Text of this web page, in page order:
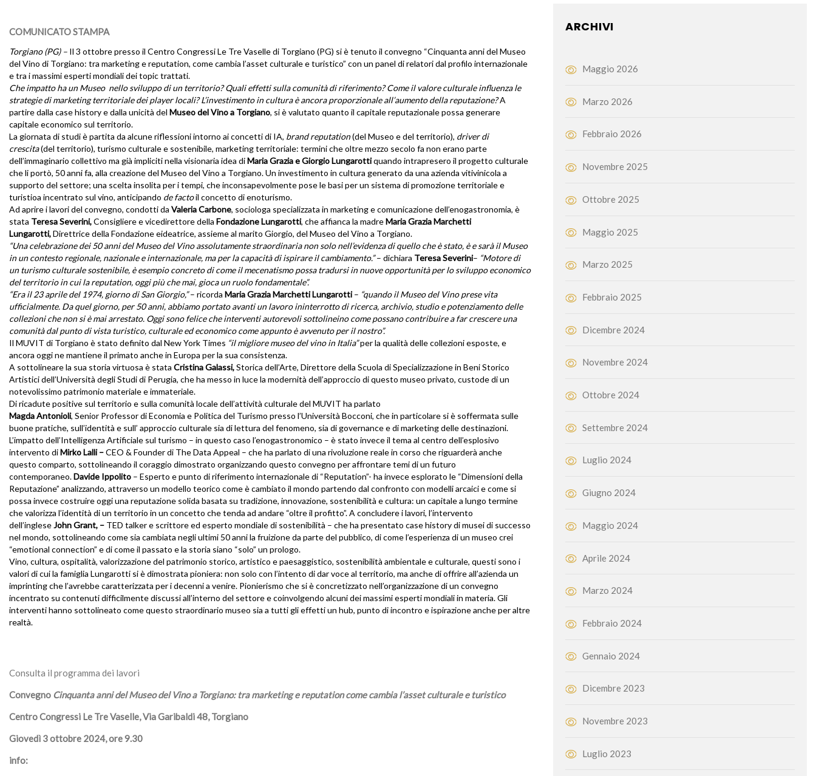
COMUNICATO STAMPA
Torgiano (PG) – Il 3 ottobre presso il Centro Congressi Le Tre Vaselle di Torgiano (PG) si è tenuto il convegno “Cinquanta anni del Museo
del Vino di Torgiano: tra marketing e reputation, come cambia l’asset culturale e turistico” con un panel di relatori dal profilo internazionale
e tra i massimi esperti mondiali dei topic trattati.
Che impatto ha un Museo nello sviluppo di un territorio? Quali effetti sulla comunità di riferimento? Come il valore culturale influenza le
strategie di marketing territoriale dei player locali? L’investimento in cultura è ancora proporzionale all’aumento della reputazione?A
partire dalla case history e dalla unicità del Museo del Vino a Torgiano, si è valutato quanto il capitale reputazionale possa generare
capitale economico sul territorio.
La giornata di studi è partita da alcune riflessioni intorno ai concetti di IA, brand reputation(del Museo e del territorio), driver di
crescita(del territorio), turismo culturale e sostenibile, marketing territoriale: termini che oltre mezzo secolo fa non erano parte
dell’immaginario collettivo ma già impliciti nella visionaria idea diMaria Grazia e Giorgio Lungarottiquando intrapresero il progetto culturale
che li portò, 50 anni fa, alla creazione del Museo del Vino a Torgiano. Un investimento in cultura generato da una azienda vitivinicola a
supporto del settore; una scelta insolita per i tempi, che inconsapevolmente pose le basi per un sistema di promozione territoriale e
turistioa incentrato sul vino, anticipando de factoil concetto di enoturismo.
Ad aprire i lavori del convegno, condotti da Valeria Carbone, sociologa specializzata in marketing e comunicazione dell’enogastronomia, è
stata Teresa Severini,Consiglieree vicedirettoredella Fondazione Lungarotti, che affianca la madreMaria Grazia Marchetti
Lungarotti,Direttrice della Fondazione eideatrice, assieme al marito Giorgio, del Museo del Vino a Torgiano.
“Una celebrazione dei 50 anni del Museo del Vino assolutamente straordinaria non solo nell’evidenza di quello che è stato, è e sarà il Museo
in un contesto regionale, nazionale e internazionale, ma per la capacità di ispirare il cambiamento.”– dichiara Teresa Severini– “Motore di
un turismo culturale sostenibile, è esempio concreto di come il mecenatismo possa tradursi in nuove opportunità per lo sviluppo economico
del territorio in cui la reputation, oggi più che mai, gioca un ruolo fondamentale”.
“Era il 23 aprile del 1974, giorno di San Giorgio,”– ricorda Maria Grazia Marchetti Lungarotti– “quando il Museo del Vino prese vita
ufficialmente. Da quel giorno, per 50 anni, abbiamo portato avanti un lavoro ininterrotto di ricerca, archivio, studio e potenziamento delle
collezioni che non si è mai arrestato. Oggi sono felice che interventi autorevoli sottolineino come possano contribuire a far crescere una
comunità dal punto di vista turistico, culturale ed economico come appunto è avvenuto per il nostro”.
Il MUVIT di Torgiano è stato definito dal New York Times “il migliore museo del vino in Italia”per la qualità delle collezioni esposte, e
ancora oggi ne mantiene il primato anche in Europa per la sua consistenza.
A sottolineare la sua storia virtuosa è stata Cristina Galassi,Storica dell’Arte, Direttore della Scuola di Specializzazione in Beni Storico
Artistici dell’Università degli Studi di Perugia, che ha messo in luce la modernità dell’approccio di questo museo privato, custode di un
notevolissimo patrimonio materiale e immateriale.
Di ricadute positive sul territorio e sulla comunità locale dell’attività culturale del MUVIT ha parlato
Magda Antonioli, Senior Professor di Economia e Politica del Turismo presso l’Università Bocconi, che in particolare si è soffermata sulle
buone pratiche, sull’identità e sull’ approccio culturale sia di lettura del fenomeno, sia di governance e di marketing delle destinazioni.
L’impatto dell’Intelligenza Artificiale sul turismo – in questo caso l’enogastronomico – è stato invece il tema al centro dell’esplosivo
intervento diMirko Lalli –CEO & Founder di The Data Appeal – che ha parlato di una rivoluzione reale in corso che riguarderà anche
questo comparto, sottolineando il coraggio dimostrato organizzando questo convegno per affrontare temi di un futuro
contemporaneo.Davide Ippolito – Esperto e punto di riferimento internazionale di “Reputation”- ha invece esplorato le “Dimensioni della
Reputazione” analizzando, attraverso un modello teorico come è cambiato il mondo partendo dal confronto con modelli arcaici e come si
possa invece costruire oggi una reputazione solida basata su tradizione, innovazione, sostenibilità e cultura: un capitale a lungo termine
che valorizza l’identità di un territorio in un concetto che tenda ad andare “oltre il profitto”. A concludere i lavori, l’intervento
dell’ingleseJohn Grant, – TED talker e scrittore ed esperto mondiale di sostenibilità – che ha presentato case history di musei di successo
nel mondo, sottolineando come sia cambiata negli ultimi 50 anni la fruizione da parte del pubblico, di come l’esperienza di un museo crei
“emotional connection” e di come il passato e la storia siano “solo” un prologo.
Vino, cultura, ospitalità, valorizzazione del patrimonio storico, artistico e paesaggistico, sostenibilità ambientale e culturale, questi sono i
valori di cui la famiglia Lungarotti si è dimostrata pioniera: non solo con l’intento di dar voce al territorio, ma anche di offrire all’azienda un
imprinting che l’avrebbe caratterizzata per i decenni a venire. Pionierismo che si è concretizzato nell’organizzazione di un convegno
incentrato su contenuti difficilmente discussi all’interno del settore e coinvolgendo alcuni dei massimi esperti mondiali in materia. Gli
interventi hanno sottolineato come questo straordinario museo sia a tutti gli effetti un hub, punto di incontro e ispirazione anche per altre
realtà.
Consulta il programma dei lavori
Convegno Cinquanta anni del Museo del Vino a Torgiano: tra marketing e reputation come cambia l’asset culturale e turistico
Centro Congressi Le Tre Vaselle, Via Garibaldi 48, Torgiano
Giovedì 3 ottobre 2024, ore 9.30
info:
ARCHIVI
Maggio 2026
Marzo 2026
Febbraio 2026
Novembre 2025
Ottobre 2025
Maggio 2025
Marzo 2025
Febbraio 2025
Dicembre 2024
Novembre 2024
Ottobre 2024
Settembre 2024
Luglio 2024
Giugno 2024
Maggio 2024
Aprile 2024
Marzo 2024
Febbraio 2024
Gennaio 2024
Dicembre 2023
Novembre 2023
Luglio 2023